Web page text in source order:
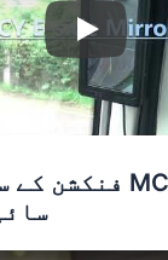
Play